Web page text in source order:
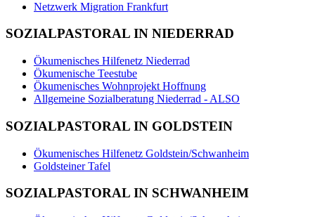
Netzwerk Migration Frankfurt
SOZIALPASTORAL IN NIEDERRAD
Ökumenisches Hilfenetz Niederrad
Ökumenische Teestube
Ökumenisches Wohnprojekt Hoffnung
Allgemeine Sozialberatung Niederrad - ALSO
SOZIALPASTORAL IN GOLDSTEIN
Ökumenisches Hilfenetz Goldstein/Schwanheim
Goldsteiner Tafel
SOZIALPASTORAL IN SCHWANHEIM